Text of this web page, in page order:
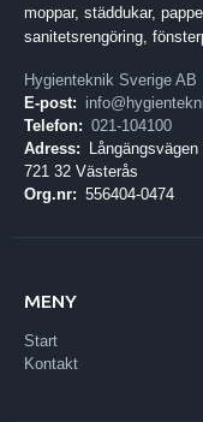
moppar, städdukar,
sanitetsrengöring,
Hygienteknik Sverige AB
E-post:
Telefon: 021-104100
Adress:
Långängsvägen
721 32 Västerås
Org.nr: 556404-0474
MENY
Start
Kontakt